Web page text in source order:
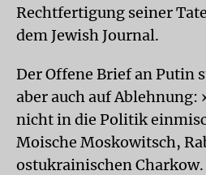
Rechtfertigung seiner
dem Jewish Journal.
Der Offene Brief an Putin
aber auch auf Ablehnung:
nicht in die Politik
Moische Moskowitsch,
ostukrainischen